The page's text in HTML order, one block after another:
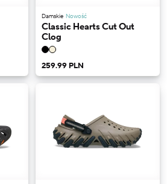
Damskie Nowość
Classic Hearts Cut Out
Clog
259.99 PLN